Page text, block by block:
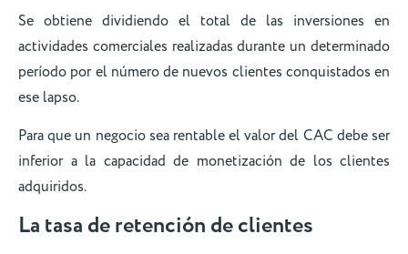
Se obtiene dividiendo el total de las inversiones en
actividades comerciales realizadas durante un determinado
período por el número de nuevos clientes conquistados en
ese lapso.
Para que un negocio sea rentable el valor del CAC debe ser
inferior a la capacidad de monetización de los clientes
adquiridos.
La tasa de retención de clientes